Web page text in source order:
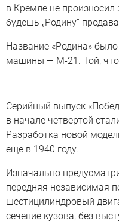
в Кремле не
будешь „Родину“
Название «Родина»
машины — М-21. Той, что
Серийный выпуск
в начале четвертой
Разработка новой
еще в 1940 году.
Изначально
передняя независимая
шестицилиндровый
сечение кузова, без